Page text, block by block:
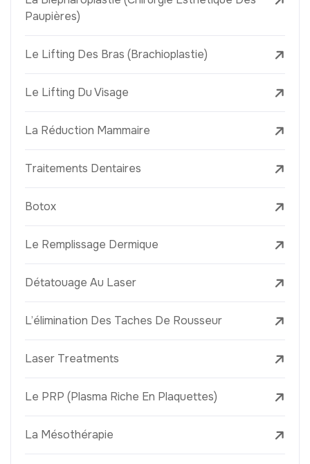
Paupières)
Le Lifting Des Bras (Brachioplastie)
Le Lifting Du Visage
La Réduction Mammaire
Traitements Dentaires
Botox
Le Remplissage Dermique
Détatouage Au Laser
L’élimination Des Taches De Rousseur
Laser Treatments
Le PRP (Plasma Riche En Plaquettes)
La Mésothérapie